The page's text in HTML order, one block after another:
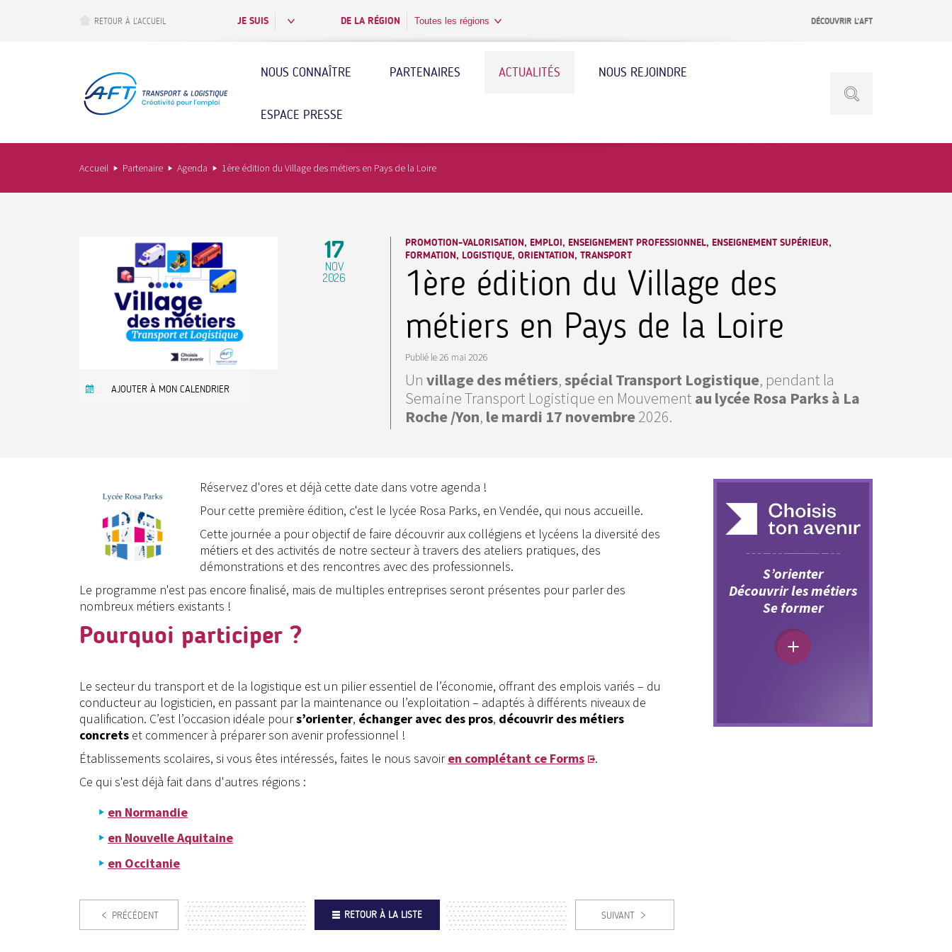
RETOUR À L’ACCUEIL JE SUIS DE LA RÉGION Toutes les régions DÉCOUVRIR L’AFT
NOUS CONNAÎTRE PARTENAIRES ACTUALITÉS NOUS REJOINDRE
ESPACE PRESSE
Accueil Partenaire Agenda 1ère édition du Village des métiers en Pays de la Loire
AJOUTER À MON CALENDRIER
17
NOV
2026
PROMOTION-VALORISATION, EMPLOI, ENSEIGNEMENT PROFESSIONNEL, ENSEIGNEMENT SUPÉRIEUR,
FORMATION, LOGISTIQUE, ORIENTATION, TRANSPORT
1ère édition du Village des
métiers en Pays de la Loire
Publié le 26 mai 2026
Un village des métiers,spécial Transport Logistique, pendant la
Semaine Transport Logistique en Mouvement au lycée Rosa Parks à La
Roche /Yon, lemardi 17 novembre2026.
Réservez d'ores et déjà cette date dans votre agenda !
Pour cette première édition, c'est le lycée Rosa Parks, en Vendée, qui nous accueille.
Cette journée a pour objectif de faire découvrir aux collégiens et lycéens la diversité des
métiers et des activités de notre secteur à travers des ateliers pratiques, des
démonstrations et des rencontres avec des professionnels.
Le programme n'est pas encore finalisé, mais de multiples entreprises seront présentes pour parler des
nombreux métiers existants !
Pourquoi participer ?
Le secteur du transport et de la logistique est un pilier essentiel de l’économie, offrant des emplois variés – du
conducteur au logisticien, en passant par la maintenance ou l’exploitation – adaptés à différents niveaux de
qualification. C’est l’occasion idéale pours’orienter, échanger avec des pros, découvrir des métiers
concrets et commencer à préparer son avenir professionnel !
Établissements scolaires, si vous êtes intéressés, faites le nous savoiren complétant ce Forms
.
Ce qui s'est déjà fait dans d'autres régions :
en Normandie
en Nouvelle Aquitaine
en Occitanie
PRÉCÉDENT RETOUR À LA LISTE SUIVANT
S’orienter
Découvrir les métiers
Se former